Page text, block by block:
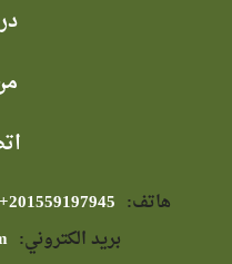
هاتف:
بريد الكتروني: info.afaip@gmail.com